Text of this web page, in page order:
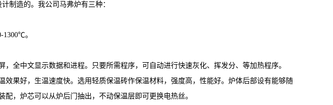
制造的。我公司马弗炉有三种：
。
全中文显示数据和进程。只要所需程序，可自动进行快速灰化、挥发分、等加热程序。
效果好，生温速度快。选用轻质保温砖作保温材料，强度高，性能好。炉体后部设有能够随
，炉芯可以从炉后门抽出，不动保温层即可更换电热丝。